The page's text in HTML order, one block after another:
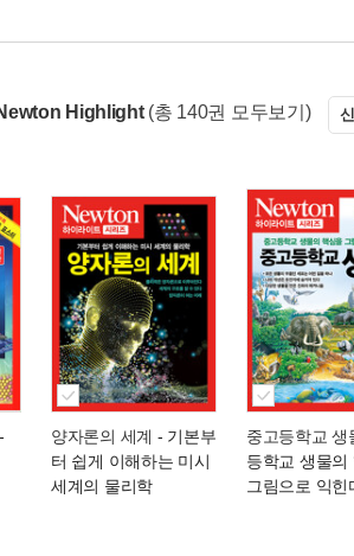
Highlight (총 140권 모두보기)
-
양자론의 세계 - 기본부
터 쉽게 이해하는 미시
세계의 물리학
중고등학교 생
등학교 생물의
그림으로 익힌